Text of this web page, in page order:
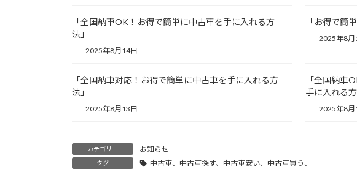
「全国納車OK！お得で簡単に中古車を手に入れる方
法」
2025年8月14日
「お得で簡
2025年8月
「全国納車対応！お得で簡単に中古車を手に入れる方
法」
2025年8月13日
「全国納車
手に入れる方
2025年8月
カテゴリー お知らせ
タグ 中古車、中古車探す、中古車安い、中古車買う、